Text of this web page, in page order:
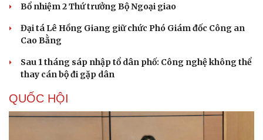
Bổ nhiệm 2 Thứ trưởng Bộ Ngoại giao
Đại tá Lê Hồng Giang giữ chức Phó Giám đốc Công an
Cao Bằng
Sau 1 tháng sáp nhập tổ dân phố: Công nghệ không thể
thay cán bộ đi gặp dân
QUỐC HỘI